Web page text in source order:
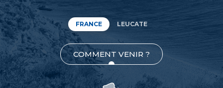
FRANCE LEUCATE
COMMENT VENIR ?